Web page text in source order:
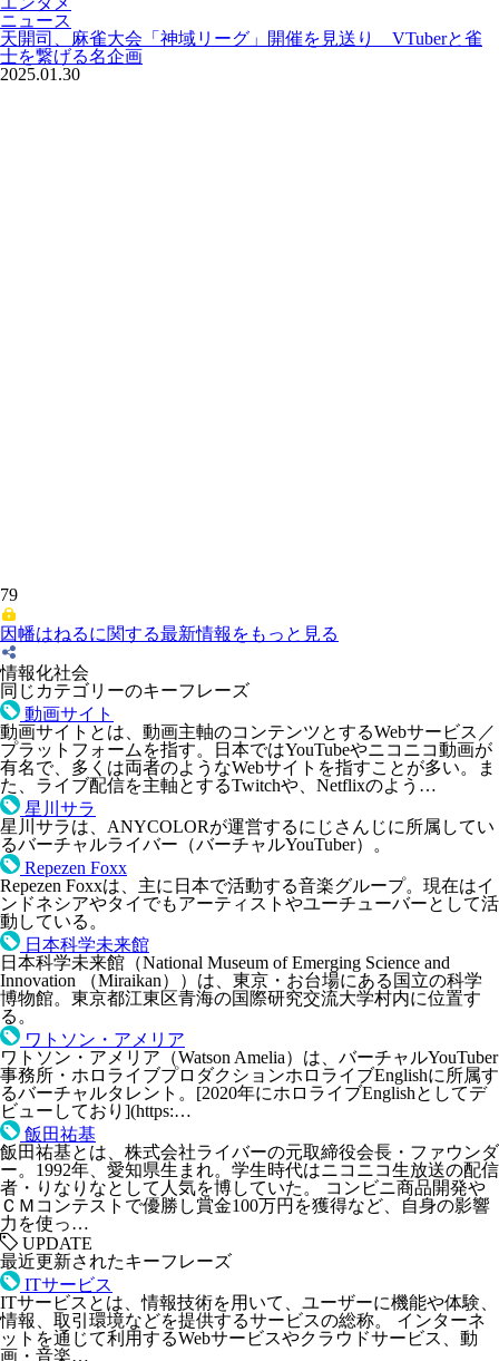
ニュース
天開司、麻雀大会「神域リーグ」開催を見送り VTuberと雀
士を繋げる名企画
2025.01.30
79
因幡はねるに関する最新情報をもっと見る
情報化社会
同じカテゴリーのキーフレーズ
動画サイト
動画サイトとは、動画主軸のコンテンツとするWebサービス／
プラットフォームを指す。日本ではYouTubeやニコニコ動画が
有名で、多くは両者のようなWebサイトを指すことが多い。ま
た、ライブ配信を主軸とするTwitchや、Netflixのよう…
星川サラ
星川サラは、ANYCOLORが運営するにじさんじに所属してい
るバーチャルライバー（バーチャルYouTuber）。
Repezen Foxx
Repezen Foxxは、主に日本で活動する音楽グループ。現在はイ
ンドネシアやタイでもアーティストやユーチューバーとして活
動している。
日本科学未来館
日本科学未来館（National Museum of Emerging Science and
Innovation （Miraikan））は、東京・お台場にある国立の科学
博物館。東京都江東区青海の国際研究交流大学村内に位置す
る。
ワトソン・アメリア
ワトソン・アメリア（Watson Amelia）は、バーチャルYouTuber
事務所・ホロライブプロダクションホロライブEnglishに所属す
るバーチャルタレント。[2020年にホロライブEnglishとしてデ
ビューしており](https:…
飯田祐基
飯田祐基とは、株式会社ライバーの元取締役会長・ファウンダ
ー。1992年、愛知県生まれ。学生時代はニコニコ生放送の配信
者・りなりなとして人気を博していた。 コンビニ商品開発や
ＣＭコンテストで優勝し賞金100万円を獲得など、自身の影響
力を使っ…
UPDATE
最近更新されたキーフレーズ
ITサービス
ITサービスとは、情報技術を用いて、ユーザーに機能や体験、
情報、取引環境などを提供するサービスの総称。 インターネ
ットを通じて利用するWebサービスやクラウドサービス、動
画・音楽…